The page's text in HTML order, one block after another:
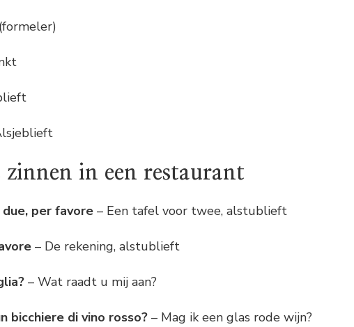
zinnen in een restaurant
per favore – Een tafel voor twee, alstublieft
– De rekening, alstublieft
– Wat raadt u mij aan?
bicchiere di vino rosso? – Mag ik een glas rode wijn?